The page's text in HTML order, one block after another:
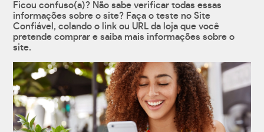
Ficou confuso(a)? Não sabe verificar todas essas
informações sobre o site? Faça o teste no Site
Confiável, colando o link ou URL da loja que você
pretende comprar e saiba mais informações sobre o
site.